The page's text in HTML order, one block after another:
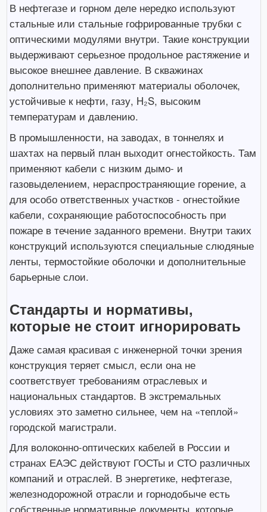
В нефтегазе и горном деле нередко используют
стальные или стальные гофрированные трубки с
оптическими модулями внутри. Такие конструкции
выдерживают серьезное продольное растяжение и
высокое внешнее давление. В скважинах
дополнительно применяют материалы оболочек,
устойчивые к нефти, газу, H₂S, высоким
температурам и давлению.
В промышленности, на заводах, в тоннелях и
шахтах на первый план выходит огнестойкость. Там
применяют кабели с низким дымо- и
газовыделением, нераспространяющие горение, а
для особо ответственных участков - огнестойкие
кабели, сохраняющие работоспособность при
пожаре в течение заданного времени. Внутри таких
конструкций используются специальные слюдяные
ленты, термостойкие оболочки и дополнительные
барьерные слои.
Стандарты и нормативы,
которые не стоит игнорировать
Даже самая красивая с инженерной точки зрения
конструкция теряет смысл, если она не
соответствует требованиям отраслевых и
национальных стандартов. В экстремальных
условиях это заметно сильнее, чем на «теплой»
городской магистрали.
Для волоконно-оптических кабелей в России и
странах ЕАЭС действуют ГОСТы и СТО различных
компаний и отраслей. В энергетике, нефтегазе,
железнодорожной отрасли и горнодобыче есть
собственные нормативные документы, которые